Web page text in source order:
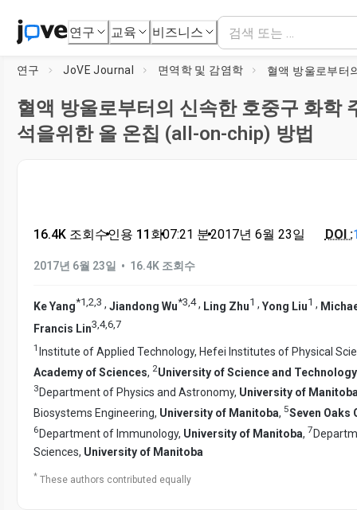
연구 교육 비즈니스
연구 JoVE Journal 면역학 및 감염학
혈액 방울로부터의 신속한 호중구 화학
석을위한 올 온칩 (all-on-chip) 방법
16.4K 조회수•인용 11회•07:21 분•2017년 6월 23일 DOI :
2017년 6월 23일 • 16.4K 조회수
Ke Yang*1,2,3 , Jiandong Wu*3,4, Ling Zhu1 , Yong Liu1 ,
Francis Lin3 4,6 7
1 Institute of Applied Technology, Hefei Institutes of Physical
Academy of Sciences, 2University of Science and
3 Department of Physics and Astronomy, University of
Biosystems Engineering, University of Manitoba, 5Seven Oaks
6Department of Immunology, University of Manitoba, 7
Sciences, University of Manitoba
* These authors contributed equally